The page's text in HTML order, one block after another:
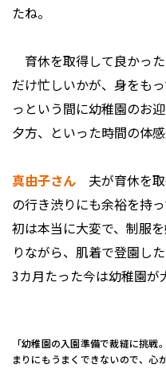
たね。
育休を取得して良かっ
だけ忙しいかが、身をも
っという間に幼稚園のお
夕方、といった時間の体
真由子さん 夫が育休を
の行き渋りにも余裕を持
初は本当に大変で、制服
りながら、肌着で登園
3カ月たった今は幼稚園が
「幼稚園の入園準備で裁縫に挑
まりにもうまくできないので、心